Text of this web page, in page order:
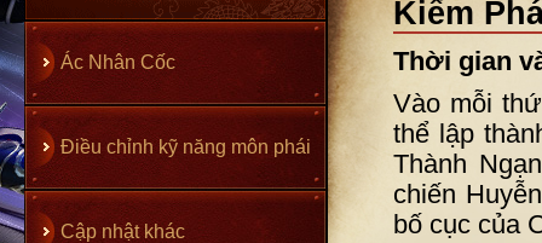
Ác Nhân Cốc
Điều chỉnh kỹ năng môn phái
Cập nhật khác
Kiếm
Thời gian
Vào mỗi
thể lập
Thành
chiến
bố cục của